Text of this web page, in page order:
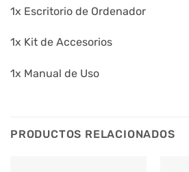
1x Escritorio de Ordenador
1x Kit de Accesorios
1x Manual de Uso
PRODUCTOS RELACIONADOS